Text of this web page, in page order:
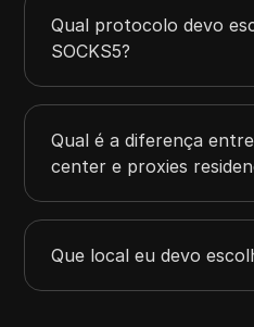
Qual protocolo devo
SOCKS5?
Qual é a diferença
center e proxies
Que local eu devo